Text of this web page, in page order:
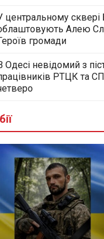
центральному сквері
Алею
громади
Одесі невідомий з
РТЦК та